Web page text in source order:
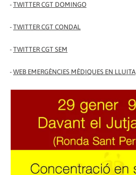
-TWITTER CGT DOMINGO
-TWITTER CGT CONDAL
-TWITTER CGT SEM
-WEB EMERGÈNCIES MÈDIQUES EN LLUITA